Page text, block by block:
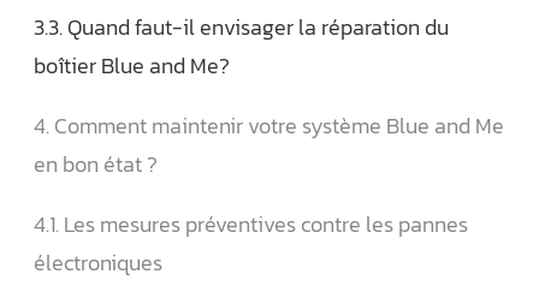
3.3. Quand faut-il envisager la réparation du
boîtier Blue and Me?
4. Comment maintenir votre système Blue and Me
en bon état ?
4.1. Les mesures préventives contre les pannes
électroniques